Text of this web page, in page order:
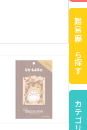
難易度から探す